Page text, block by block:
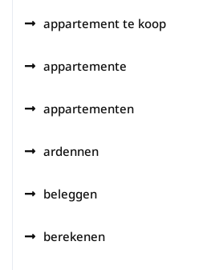
appartement te koop
appartemente
appartementen
ardennen
beleggen
berekenen